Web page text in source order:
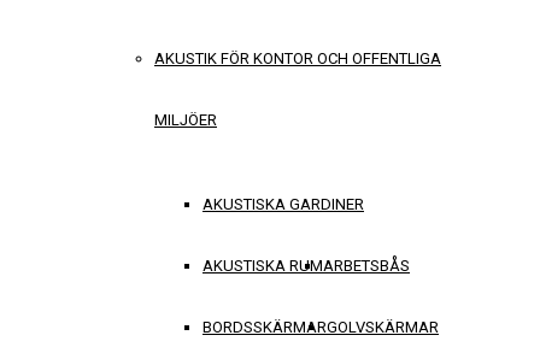
AKUSTIK FÖR KONTOR OCH OFFENTLIGA
MILJÖER
AKUSTISKA GARDINER
AKUSTISKA RUMARBETSBÅS
BORDSSKÄRMARGOLVSKÄRMAR